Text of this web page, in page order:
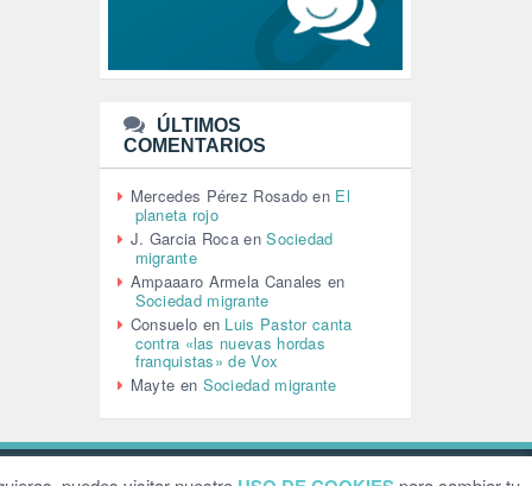
MEMORIA HISTÓRICA (232)
MONARQUÍA (26)
NATURALEZA (1)
PALESTINA (8)
PARTICIPACIÓN CIUDADANA (392)
PAZ (2)
PENSIONES (12)
PEPE MUJICA (2)
PESCADORES (1)
POBREZA (2)
POLÍTICA INTERNACIONAL (366)
POLÍTICA VALENCIA (357)
ÚLTIMOS
COMENTARIOS
Mercedes Pérez Rosado en El
planeta rojo
J. Garcia Roca enSociedad
migrante
Ampaaaro Armela Canales en
Sociedad migrante
Consuelo en Luis Pastor canta
contra «las nuevas hordas
franquistas» de Vox
Mayte en Sociedad migrante